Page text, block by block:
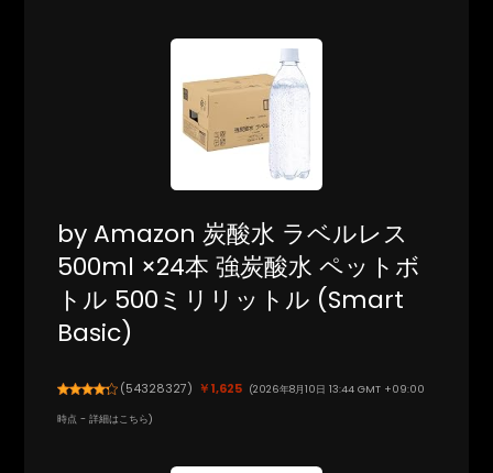
by Amazon 炭酸水 ラベルレス
500ml ×24本 強炭酸水 ペットボ
トル 500ミリリットル (Smart
Basic)
(54328327) ￥1,625 (2026年8月10日 13:44 GMT +09:00
時点 -詳細はこちら)